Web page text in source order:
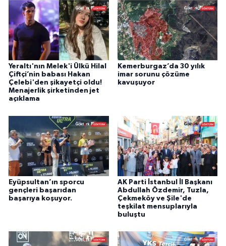
Yeraltı'nın Melek'i Ülkü Hilal
Çiftçi’nin babası Hakan
Çelebi'den şikayetçi oldu!
Menajerlik şirketinden jet
açıklama
Kemerburgaz’da 30 yılık
imar sorunu çözüme
kavuşuyor
Eyüpsultan’ın sporcu
gençleri başarıdan
başarıya koşuyor.
AK Parti İstanbul İl Başkanı
Abdullah Özdemir, Tuzla,
Çekmeköy ve Şile'de
teşkilat mensuplarıyla
buluştu